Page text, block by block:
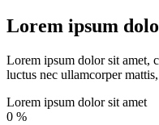
Lorem ipsum
Lorem ipsum dolor sit amet,
luctus nec ullamcorper
Lorem ipsum dolor sit amet
0 %